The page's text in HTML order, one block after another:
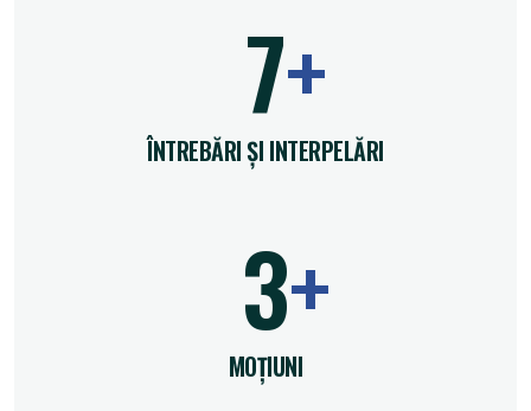
9
ÎNTREBĂRI ȘI INTERPELĂRI
4
MOȚIUNI